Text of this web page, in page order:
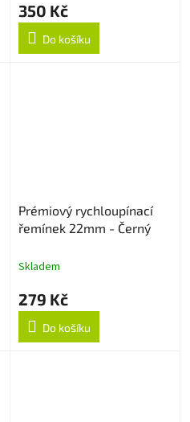
350 Kč
Do košíku
Prémiový rychloupínací
řemínek 22mm - Černý
Skladem
279 Kč
Do košíku